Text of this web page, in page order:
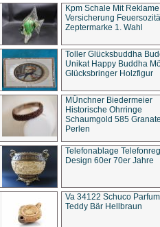
Kpm Schale Mit Reklame
Versicherung
Zeptermarke 1. Wahl
Toller Glücksbuddha
Unikat Happy Buddha
Glücksbringer Holzfigur
MÜnchner Biedermeier
Historische Ohrringe
Schaumgold 585
Perlen
Telefonablage
Design 60er 70er Jahre
Va 34122 Schuco
Teddy Bär Hellbraun